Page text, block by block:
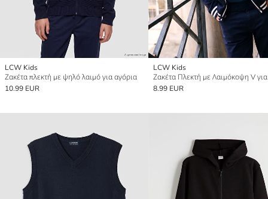
LCW Kids
Ζακέτα πλεκτή με ψηλό λαιμό για αγόρια
10.99 EUR
LCW Kids
Ζακέτα Πλεκτή με Λαιμόκοψη V
8.99 EUR